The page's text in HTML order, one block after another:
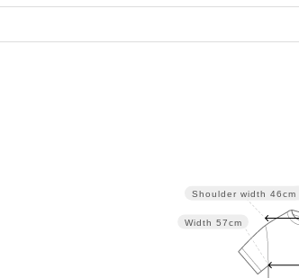
Width 57cm
Shoulder width 46cm